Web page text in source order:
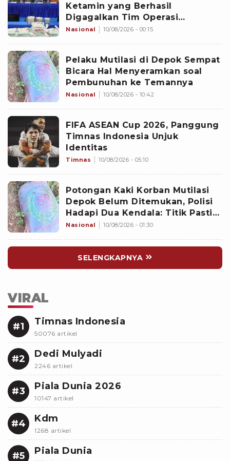
Ketamin yang Berhasil
Digagalkan Tim Operasi
Gabungan di Perairan Natuna
Nasional 10/08/2026 - 00:15
Pelaku Mutilasi di Depok Sempat
Bicara Hal Menyeramkan soal
Pembunuhan ke Temannya
Nasional 10/08/2026 - 10:42
FIFA ASEAN Cup 2026, Panggung
Timnas Indonesia Unjuk
Identitas
Timnas 10/08/2026 - 05:10
Potongan Kaki Korban Mutilasi
Depok Belum Ditemukan, Polisi
Hadapi Dua Kendala: Titik Pasti
Tersangka Membuangnya dan
Nasional 10/08/2026 - 01:30
SELENGKAPNYA
VIRAL
#1 Timnas Indonesia
50076 artikel
#2 Dedi Mulyadi
2246 artikel
#3 Piala Dunia 2026
10147 artikel
#4 Kdm
1268 artikel
#5 Piala Dunia